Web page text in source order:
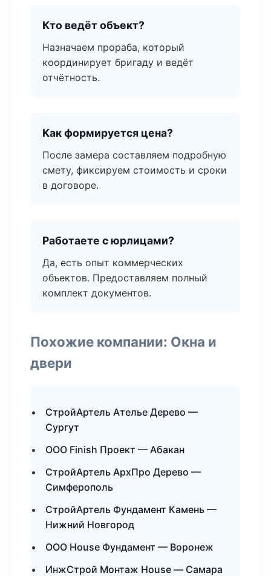
Кто ведёт объект?
Назначаем прораба, который
координирует бригаду и ведёт
отчётность.
Как формируется цена?
После замера составляем подробную
смету, фиксируем стоимость и сроки
в договоре.
Работаете с юрлицами?
Да, есть опыт коммерческих
объектов. Предоставляем полный
комплект документов.
Похожие компании: Окна и
двери
СтройАртель Ателье Дерево —
Сургут
ООО Finish Проект — Абакан
СтройАртель АрхПро Дерево —
Симферополь
СтройАртель Фундамент Камень —
Нижний Новгород
ООО House Фундамент — Воронеж
ИнжСтрой Монтаж House — Самара